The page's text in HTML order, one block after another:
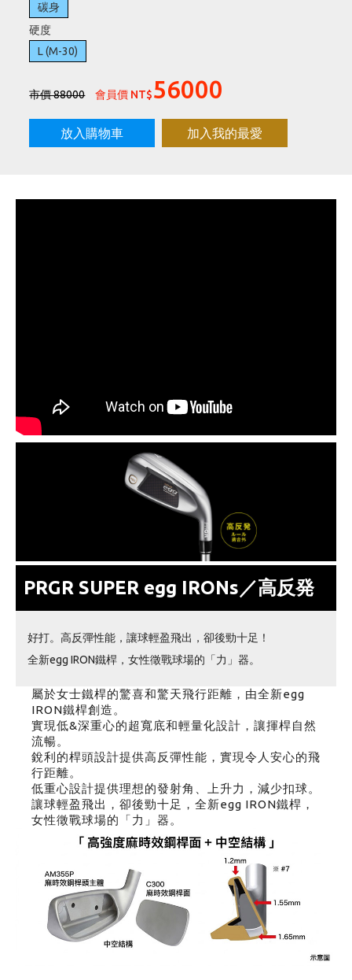
碳身
硬度
L (M-30)
市價 88000 會員價 NT$56000
放入購物車 加入我的最愛
PRGR SUPER egg IRONs／高反発
好打。高反彈性能，讓球輕盈飛出，卻後勁十足！
全新egg IRON鐵桿，女性徵戰球場的「力」器。
屬於女士鐵桿的驚喜和驚天飛行距離，由全新egg
IRON鐵桿創造。
實現低&深重心的超寬底和輕量化設計，讓揮桿自然
流暢。
銳利的桿頭設計提供高反彈性能，實現令人安心的飛
行距離。
低重心設計提供理想的發射角、上升力，減少扣球。
讓球輕盈飛出，卻後勁十足，全新egg IRON鐵桿，
女性徵戰球場的「力」器。